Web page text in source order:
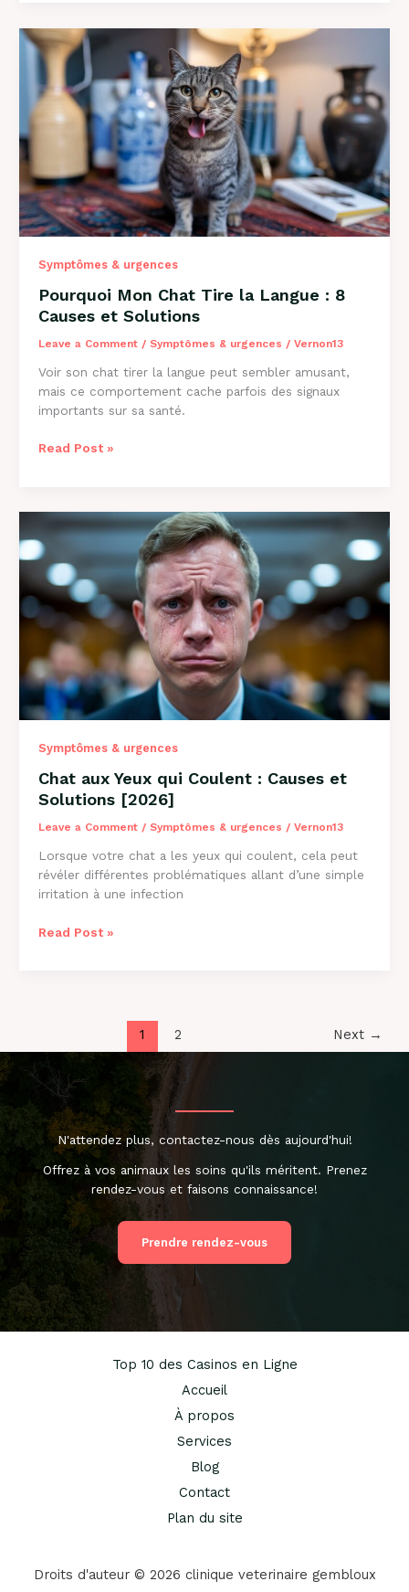
:
Solutions
Conseils
2026
Symptômes & urgences
Pourquoi Mon Chat Tire la Langue : 8
Causes et Solutions
Leave a Comment / Symptômes & urgences / Vernon13
Voir son chat tirer la langue peut sembler amusant,
mais ce comportement cache parfois des signaux
importants sur sa santé.
Pourquoi
Langue
:
8
Causes
et
Solutions
Read Post »
Symptômes & urgences
Chat aux Yeux qui Coulent : Causes et
Solutions [2026]
Leave a Comment / Symptômes & urgences / Vernon13
Lorsque votre chat a les yeux qui coulent, cela peut
révéler différentes problématiques allant d’une simple
irritation à une infection
Chat
Solutions
[2026]
Read Post »
1 2 Next →
N'attendez plus, contactez-nous dès aujourd'hui!
Offrez à vos animaux les soins qu'ils méritent. Prenez
rendez-vous et faisons connaissance!
Prendre rendez-vous
Top 10 des Casinos en Ligne
Accueil
À propos
Services
Blog
Contact
Plan du site
Droits d'auteur © 2026 clinique veterinaire gembloux